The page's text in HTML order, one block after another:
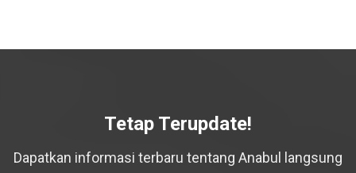
Tetap Terupdate!
Dapatkan informasi terbaru tentang Anabul langsung